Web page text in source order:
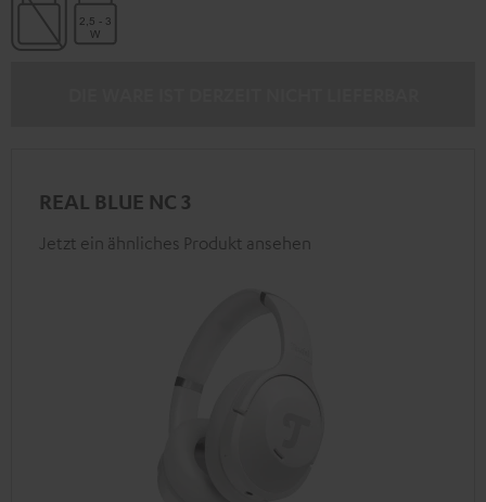
REAL BLUE NC 3
Jetzt ein ähnliches Produkt ansehen